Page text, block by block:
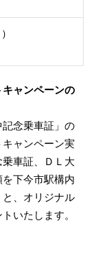
ャンペーンの
念乗車証」の
ャンペーン実
車証、ＤＬ大
下今市駅構内
、オリジナル
いたします。